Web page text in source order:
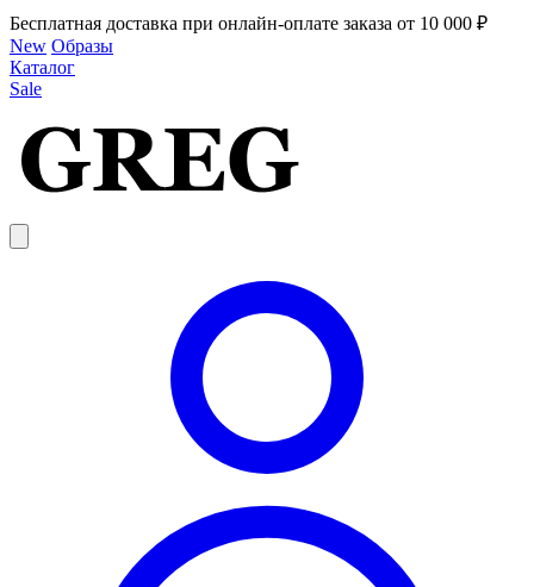
Бесплатная доставка при онлайн-оплате заказа от 10 000 ₽
New Образы
Каталог
Sale